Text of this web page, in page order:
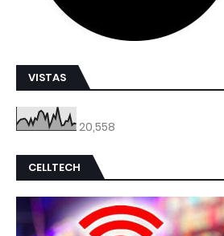
VISTAS
20,558
CELLTECH